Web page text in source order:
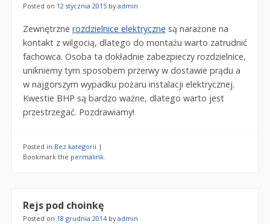
Posted on 12 stycznia 2015 byadmin
Zewnętrzne rozdzielnice elektryczne są narażone na
kontakt z wilgocią, dlatego do montażu warto zatrudnić
fachowca. Osoba ta dokładnie zabezpieczy rozdzielnice,
unikniemy tym sposobem przerwy w dostawie prądu a
w najgorszym wypadku pożaru instalacji elektrycznej.
Kwestie BHP są bardzo ważne, dlatego warto jest
przestrzegać. Pozdrawiamy!
Posted in Bez kategorii |
Bookmark the permalink
Rejs pod choinkę
Posted on 18 grudnia 2014 byadmin